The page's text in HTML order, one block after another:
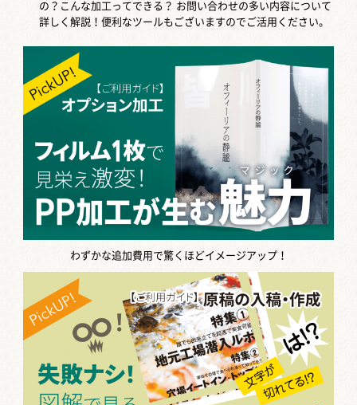
の？こんな加工ってできる？ お問い合わせの多い内容について
詳しく解説！便利なツールもございますのでご活用ください。
わずかな追加費用で驚くほどイメージアップ！